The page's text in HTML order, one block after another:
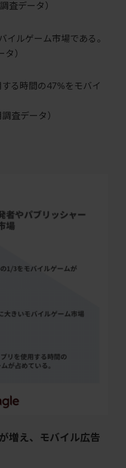
査データ）
イルゲーム市場である。
タ）
る時間の47%をモバイ
査データ）
増え、モバイル広告